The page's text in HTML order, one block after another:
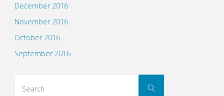
December 2016
November 2016
October 2016
September 2016
Search